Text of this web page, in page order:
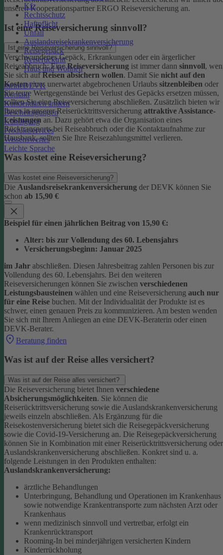
Kfz
Rechtsschutz
Haftpflicht
Unfall
Auslandsreisekrankenversicherung
Reisegepäck
Reiserücktritt
Haus und Wohnen
meineDEVK
Kontakt
Kundendaten ändern
Bescheinigungen
Kündigung
Produktservices
Wissenswertes
Leichte Sprache
unseren Kooperationspartner ERGO Reiseversicherung an.
Ist eine Reiseversicherung sinnvoll?
Ist eine Reiseversicherung sinnvoll?
Verschwundenes Gepäck, Erkrankungen oder ein ärgerlicher
Reiseabbruch: EineReiseversicherung ist immer dann sinnvoll,
Sie sich aufReisen absichern wollen. Damit Sie nicht auf den
Kosteneines unerwartet abgebrochenen Urlaubs sitzenbleiben oder
Sie teure Wertgegenstände bei Verlust des Gepäcks ersetzen müssen,
sollten Sie eine Reiseversicherung abschließen. Zusätzlich bieten wir
Ihnen in unserer Reiserücktrittsversicherung attraktive Assistance-
Leistungen an. Dazu gehört etwa die Organisation eines
Rücktransports bei Reiseabbruch oder die Kontaktaufnahme zur
Hausbank, sollten Sie Ihre Reisezahlungsmittel verlieren.
Was kostet eine Reiseversicherung?
Was kostet eine Reiseversicherung?
Die Auslandsreisekrankenversicherung der DEVK können Sie
schon ab 15,90 €
Beispiel für einen jährlichen Beitrag von 15,90 €:
Alter: bis zur Vollendung des 60. Lebensjahrs
Versicherungsbeginn: Januar 2025
im Jahr abschließen. Diesen Jahresbeitrag zahlen Personen bis zur
Vollendung des 60. Lebensjahrs. Bei den weiteren
Reiseversicherungen können Sie zwischen verschiedenen
Leistungsbausteinen wählen und eine Reiseversicherung auch nur
für eine Reise buchen. Mit der Individualität der Produkte ist es
schwer, einen genauen Preis zu kommunizieren. Am besten wenden
Sie sich mit Ihrem Anliegen an eine DEVK-Beraterin oder einen
DEVK-Berater.
Beratung finden
Was ist auf der Reise alles versichert?
Was ist auf der Reise alles versichert?
Die Reiseversicherung bietet Ihnen verschiedene
Absicherungsmöglichkeiten. Sie können die
Reiserücktrittsversicherung sowie die Auslandskrankenversicherung
jeweils einzeln abschließen. Als Ergänzung für die
Reisekostenversicherung bietet sich die Reisegepäckversicherung
sowie die Covid-19-Versicherung an. Die Reisegepäckversicherung
können Sie in Kombination mit einer Reiserücktrittsversicherung oder
Auslandskrankenversicherung abschließen. Konkret sind u. a.
folgende Leistungen in den Produkten enthalten:
Auslandskrankenversicherung:
ärztliche Behandlungen
Unterbringung, Behandlung und Operationen im Krankenhaus
sowie notwendige Krankentransporte zum nächsten Arzt oder
Krankenhaus
wenn medizinisch sinnvoll und vertretbar, erfolgt ein
Krankenrücktransport
Rooming-In bei minderjährigen versicherten Kindern
Kinderrückholung